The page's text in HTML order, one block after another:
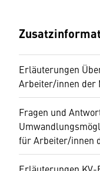
Erläuterungen
Arbeiter/innen der
Fragen und
für Arbeiter/innen